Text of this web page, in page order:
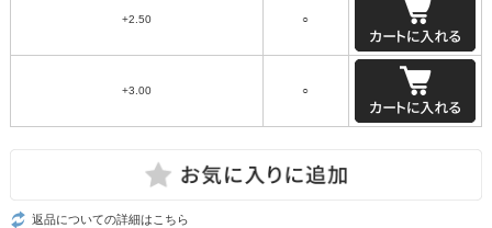
+2.50 ○
+3.00 ○
返品についての詳細はこちら